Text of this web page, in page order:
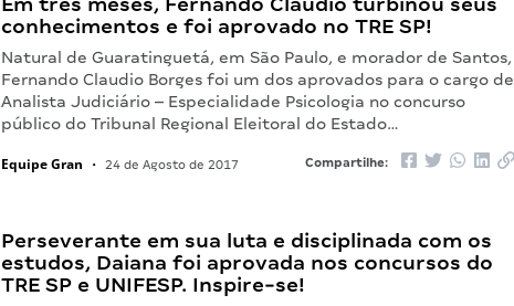
conhecimentos e foi aprovado no TRE SP!
Natural de Guaratinguetá, em São Paulo, e morador de Santos,
Fernando Claudio Borges foi um dos aprovados para o cargo de
Analista Judiciário – Especialidade Psicologia no concurso
público do Tribunal Regional Eleitoral do Estado…
Equipe Gran • 24 de Agosto de 2017 Compartilhe:
Perseverante em sua luta e disciplinada com os
estudos, Daiana foi aprovada nos concursos do
TRE SP e UNIFESP. Inspire-se!